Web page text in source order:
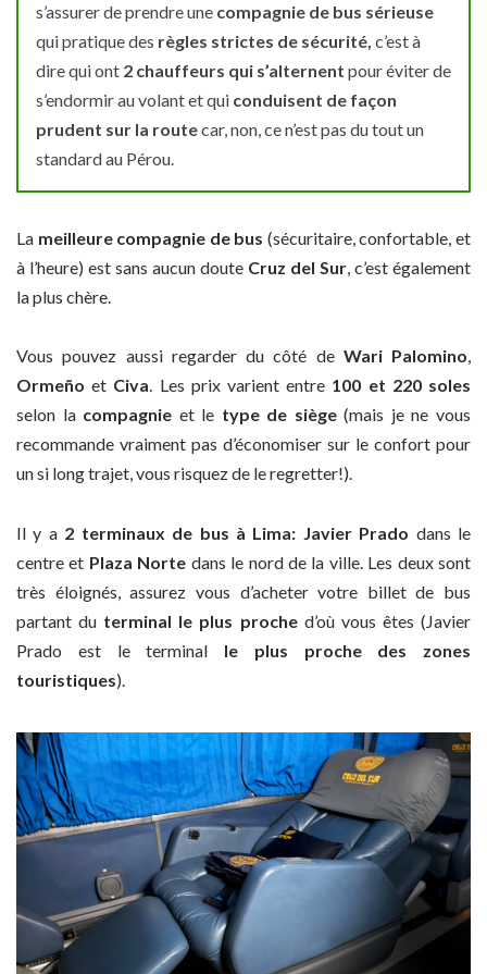
s’assurer de prendre une compagnie de bus sérieuse
qui pratique des règles strictes de sécurité, c’est à
dire qui ont 2 chauffeurs qui s’alternent pour éviter de
s’endormir au volant et qui conduisent de façon
prudent sur la routecar, non, ce n’est pas du tout un
standard au Pérou.
La meilleure compagnie de bus (sécuritaire, confortable, et
à l’heure) est sans aucun doute Cruz del Sur , c’est également
la plus chère.
Vous pouvez aussi regarder du côté de Wari Palomino,
Ormeño et Civa. Les prix varient entre 100 et 220 soles
selon la compagnie et le type de siège(mais je ne vous
recommande vraiment pas d’économiser sur le confort pour
un si long trajet, vous risquez de le regretter!).
Il y a 2 terminaux de bus à Lima: Javier Prado dans le
centre et Plaza Norte dans le nord de la ville. Les deux sont
très éloignés, assurez vous d’acheter votre billet de bus
partant du terminal le plus proched’où vous êtes (Javier
Prado est le terminal le plus proche des zones
touristiques).